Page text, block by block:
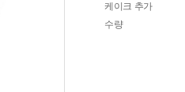
케이크 추가
수량